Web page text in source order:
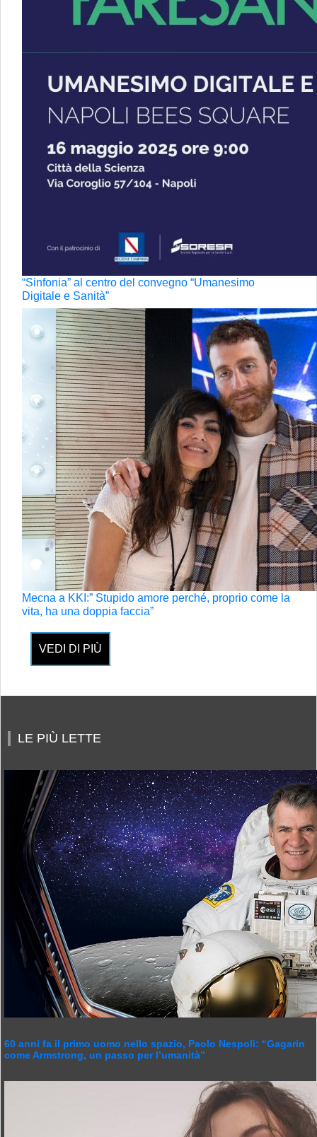
“Sinfonia” al centro del convegno “Umanesimo
Digitale e Sanità”
Mecna a KKI:” Stupido amore perché, proprio come la
vita, ha una doppia faccia”
VEDI DI PIÙ
LE PIÙ LETTE
60 anni fa il primo uomo nello spazio, Paolo Nespoli: “Gagarin
come Armstrong, un passo per l’umanità”